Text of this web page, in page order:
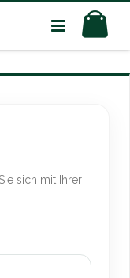
sich mit Ihrer